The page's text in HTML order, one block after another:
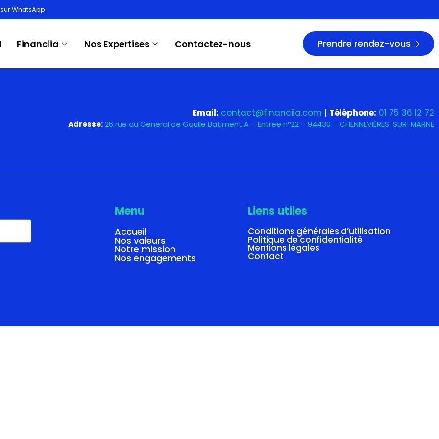
WhatsApp
Financiia Nos Expertises Contactez-nous Prendre rendez-vous
Finance
Email: contact@financiia.com | Téléphone: 01 75 36 12 72
Adresse:26 rue du Général de Gaulle Bâtiment A – Entrée n°22 – 94430 – CHENNEVIÈRES-SUR-MARNE
Menu
Accueil
Nos valeurs
Notre mission
Nos engagements
Liens utiles
Conditions générales d’utilisation
Politique de confidentialité
Mentions légales
Contact